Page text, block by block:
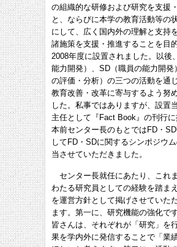
の組織的な研修および研究を支援
と、ならびに本学の教育活動等の
にして、広く国内外の理解と支持
諸施策を支援・推進することを目
2008年度に設置されました。以後
能力開発）、SD（職員の能力開発
の評価・分析）の三つの活動を通
教育改善・改革に寄与するよう努
した。私事ではありますが、設置
主任として『Fact Book』の刊行
本前センター長のもとではFD・
してFD・SDに関するシンポジウ
当させていただきました。
センター長就任にあたり、これ
わたる研究員としての経験を踏ま
を運営方針として掲げさせていた
ます。第一に、研究機能の強化で
皆さんは、それぞれが「研究」を
果を学内外に発信することで「業